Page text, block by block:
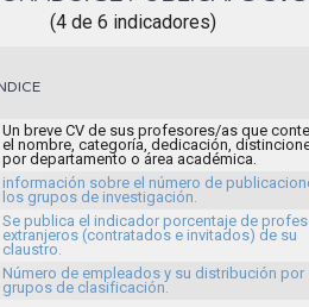
(4 de 6 indicadores)
Un breve CV de sus profesores/as que
el nombre, categoría, dedicación,
por departamento o área académica.
información sobre el número de
los grupos de investigación.
Se publica el indicador porcentaje de
extranjeros (contratados e invitados) de su
claustro.
Número de empleados y su distribución por
grupos de clasificación.